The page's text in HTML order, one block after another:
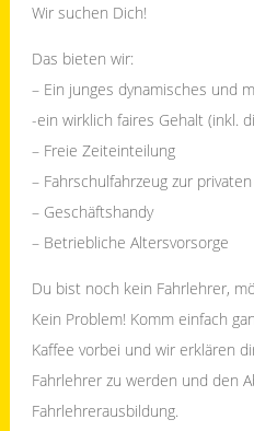
Wir suchen Dich!
Das bieten wir:
– Ein junges dynamisches und
-ein wirklich faires Gehalt (inkl.
– Freie Zeiteinteilung
– Fahrschulfahrzeug zur
– Geschäftshandy
– Betriebliche Altersvorsorge
Du bist noch kein Fahrlehrer,
Kein Problem! Komm einfach
Kaffee vorbei und wir erklären
Fahrlehrer zu werden und den
Fahrlehrerausbildung.